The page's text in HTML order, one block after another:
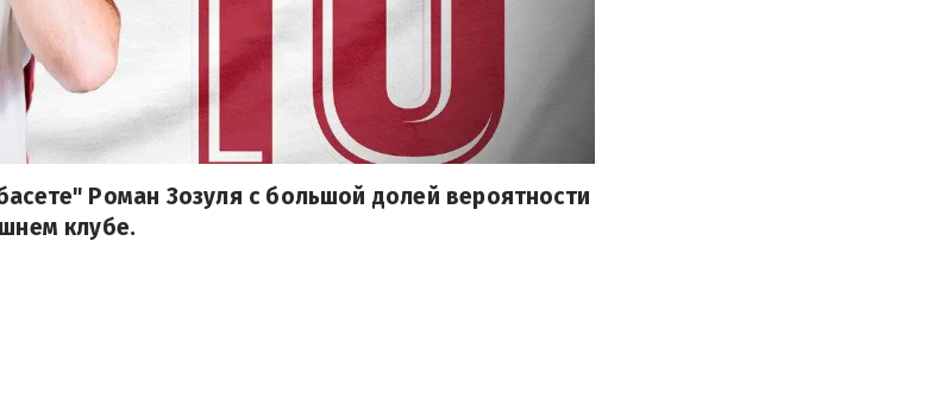
Роман Зозуля с большой долей вероятности
клубе.